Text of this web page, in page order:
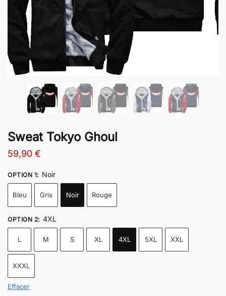
Sweat Tokyo Ghoul
59,90 €
OPTION 1: Noir
Bleu Gris Noir Rouge
OPTION 2: 4XL
L M S XL 4XL 5XL XXL
XXXL
Effacer